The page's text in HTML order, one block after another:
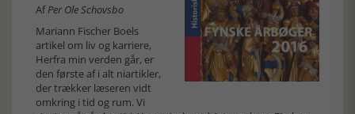
AfPer Ole Schovsbo
Mariann Fischer Boels
artikel om liv og karriere,
Herfra min verden går, er
den første af i alt niartikler,
der trækker læseren vidt
omkring i tid og rum. Vi